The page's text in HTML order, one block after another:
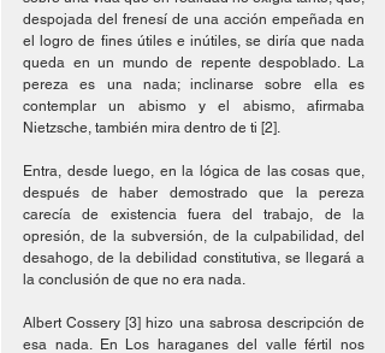
despojada del frenesí de una acción empeñada en
el logro de fines útiles e inútiles, se diría que nada
queda en un mundo de repente despoblado. La
pereza es una nada; inclinarse sobre ella es
contemplar un abismo y el abismo, afirmaba
Nietzsche, también mira dentro de ti [2].
Entra, desde luego, en la lógica de las cosas que,
después de haber demostrado que la pereza
carecía de existencia fuera del trabajo, de la
opresión, de la subversión, de la culpabilidad, del
desahogo, de la debilidad constitutiva, se llegará a
la conclusión de que no era nada.
Albert Cossery [3] hizo una sabrosa descripción de
esa nada. En Los haraganes del valle fértil nos